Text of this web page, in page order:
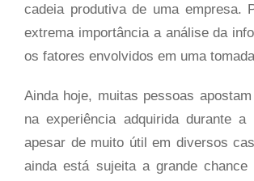
cadeia produtiva de uma empresa.
extrema importância a análise da
os fatores envolvidos em uma
Ainda hoje, muitas pessoas apostam
na experiência adquirida durante a
apesar de muito útil em diversos
ainda está sujeita a grande